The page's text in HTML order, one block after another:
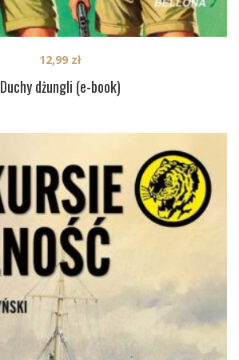
Duchy dżungli (e-book)
12,99 zł